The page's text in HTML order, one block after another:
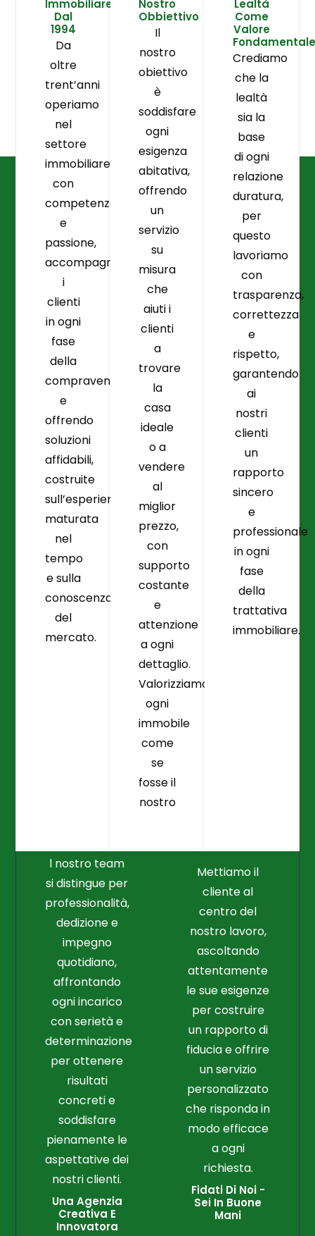
Immobiliare
Dal
1994
Da
oltre
trent’anni
operiamo
nel
settore
immobiliare
con
competenza
e
passione,
accompagnando
i
clienti
in ogni
fase
della
compravendita
e
offrendo
soluzioni
affidabili,
costruite
sull’esperienza
maturata
nel
tempo
e sulla
conoscenza
del
mercato.
Nostro
Obbiettivo
Il
nostro
obiettivo
è
soddisfare
ogni
esigenza
abitativa,
offrendo
un
servizio
su
misura
che
aiuti i
clienti
a
trovare
la
casa
ideale
o a
vendere
al
miglior
prezzo,
con
supporto
costante
e
attenzione
a ogni
dettaglio.
Valorizziamo
ogni
immobile
come
se
fosse il
nostro
Lealtà
Come
Valore
Fondamentale
Crediamo
che la
lealtà
sia la
base
di ogni
relazione
duratura,
per
questo
lavoriamo
con
trasparenza,
correttezza
e
rispetto,
garantendo
ai
nostri
clienti
un
rapporto
sincero
e
professionale
in ogni
fase
della
trattativa
immobiliare.
l nostro team
si distingue per
professionalità,
dedizione e
impegno
quotidiano,
affrontando
ogni incarico
con serietà e
determinazione
per ottenere
risultati
concreti e
soddisfare
pienamente le
aspettative dei
nostri clienti.
Una Agenzia
Creativa E
Innovatora
Mettiamo il
cliente al
centro del
nostro lavoro,
ascoltando
attentamente
le sue esigenze
per costruire
un rapporto di
fiducia e offrire
un servizio
personalizzato
che risponda in
modo efficace
a ogni
richiesta.
Fidati Di Noi -
Sei In Buone
Mani